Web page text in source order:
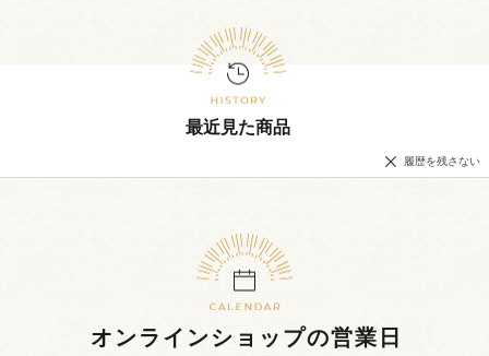
最近見た商品
履歴を残さない
オンラインショップの営業日